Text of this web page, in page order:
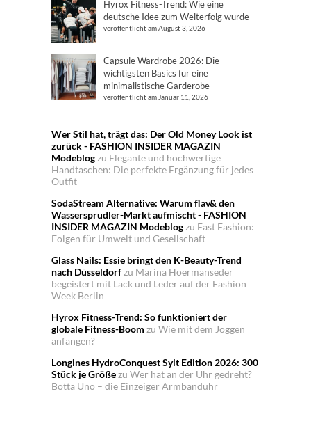
Hyrox Fitness-Trend: Wie eine
deutsche Idee zum Welterfolg wurde
veröffentlicht am August 3, 2026
Capsule Wardrobe 2026: Die
wichtigsten Basics für eine
minimalistische Garderobe
veröffentlicht am Januar 11, 2026
Wer Stil hat, trägt das: Der Old Money Look ist
zurück - FASHION INSIDER MAGAZIN
Modeblogzu Elegante und hochwertige
Handtaschen: Die perfekte Ergänzung für jedes
Outfit
SodaStream Alternative: Warum flav& den
Wassersprudler-Markt aufmischt - FASHION
INSIDER MAGAZIN Modeblogzu Fast Fashion:
Folgen für Umwelt und Gesellschaft
Glass Nails: Essie bringt den K-Beauty-Trend
nach Düsseldorfzu Marina Hoermanseder
begeistert mit Lack und Leder auf der Fashion
Week Berlin
Hyrox Fitness-Trend: So funktioniert der
globale Fitness-Boom zu Wie mit dem Joggen
anfangen?
Longines HydroConquest Sylt Edition 2026: 300
Stück je Größezu Wer hat an der Uhr gedreht?
Botta Uno – die Einzeiger Armbanduhr